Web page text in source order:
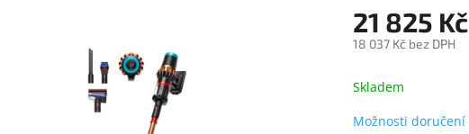
21 825 Kč
18 037 Kč bez DPH
cena:
Skladem
Možnosti doručení